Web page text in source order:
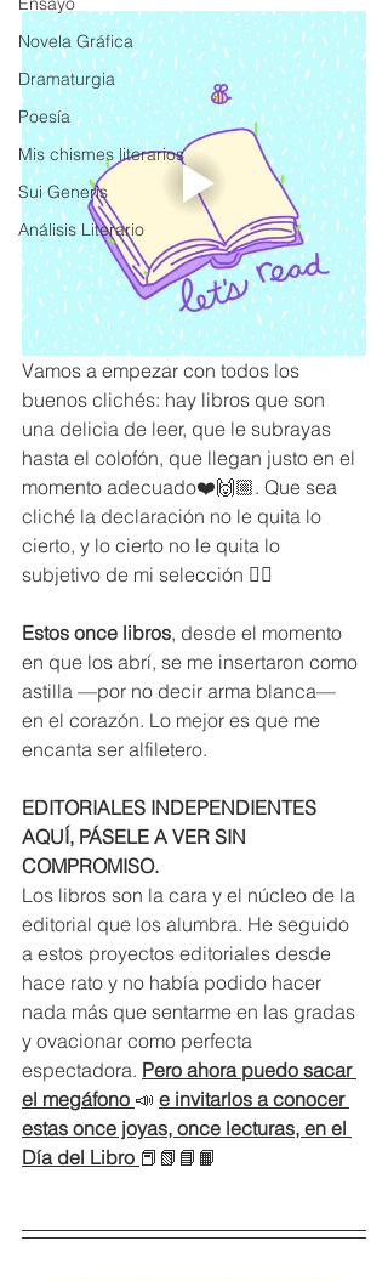
Novela Gráfica
Dramaturgia
Poesía
Mis chismes literarios
Sui Generis
Análisis Literario
Vamos a empezar con todos los
buenos clichés: hay libros que son
una delicia de leer, que le subrayas
hasta el colofón, que llegan justo en el
momento adecuado❤️🙌🏼. Que sea
cliché la declaración no le quita lo
cierto, y lo cierto no le quita lo
subjetivo de mi selección ☝🏼
Estos once libros, desde el momento
en que los abrí, se me insertaron como
astilla —por no decir arma blanca—
en el corazón. Lo mejor es que me
encanta ser alfiletero.
EDITORIALES INDEPENDIENTES
AQUÍ, PÁSELE A VER SIN
COMPROMISO.
Los libros son la cara y el núcleo de la
editorial que los alumbra. He seguido
a estos proyectos editoriales desde
hace rato y no había podido hacer
nada más que sentarme en las gradas
y ovacionar como perfecta
espectadora. Pero ahora puedo sacar
el megáfono 📣 e invitarlos a conocer
estas once joyas, once lecturas, en el
Día del Libro 📕📗📘📙